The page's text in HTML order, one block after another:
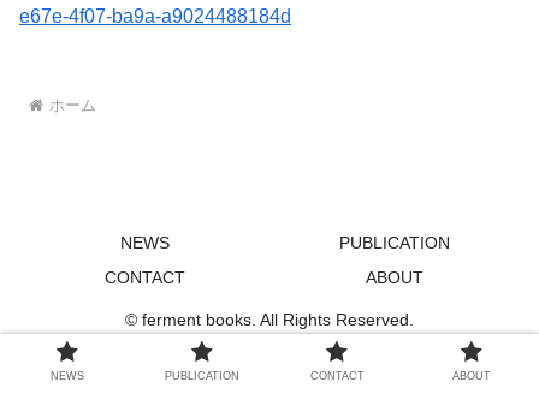
e67e-4f07-ba9a-a9024488184d
ホーム
NEWS
PUBLICATION
CONTACT
ABOUT
© ferment books. All Rights Reserved.
NEWS PUBLICATION CONTACT ABOUT